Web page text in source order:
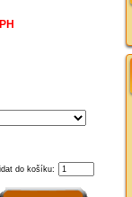
do košíku: